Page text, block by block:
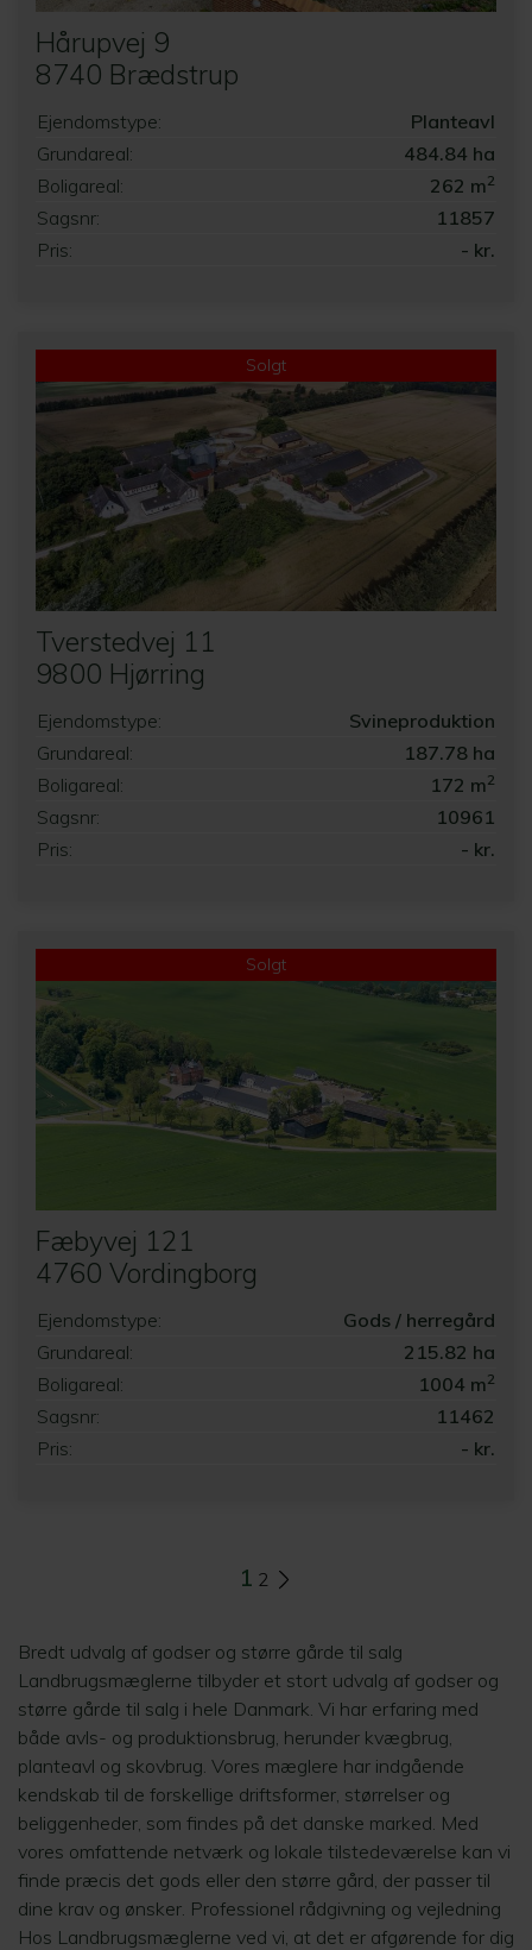
Hårupvej 9
8740 Brædstrup
Ejendomstype:
Planteavl
Grundareal:
484.84 ha
Boligareal:
262 m2
Sagsnr:
11857
Pris:
- kr.
Solgt
Tverstedvej 11
9800 Hjørring
Ejendomstype:
Svineproduktion
Grundareal:
187.78 ha
Boligareal:
172 m2
Sagsnr:
10961
Pris:
- kr.
Solgt
Fæbyvej 121
4760 Vordingborg
Ejendomstype:
Gods / herregård
Grundareal:
215.82 ha
Boligareal:
1004 m2
Sagsnr:
11462
Pris:
- kr.
1 2
Bredt udvalg af godser og større gårde til salg
Landbrugsmæglerne tilbyder et stort udvalg af godser og
større gårde til salg i hele Danmark. Vi har erfaring med
både avls- og produktionsbrug, herunder kvægbrug,
planteavl og skovbrug. Vores mæglere har indgående
kendskab til de forskellige driftsformer, størrelser og
beliggenheder, som findes på det danske marked. Med
vores omfattende netværk og lokale tilstedeværelse kan vi
finde præcis det gods eller den større gård, der passer til
dine krav og ønsker. Professionel rådgivning og vejledning
Hos Landbrugsmæglerne ved vi, at det er afgørende for dig